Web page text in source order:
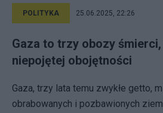
POLITYKA 25.06.2025, 22:26
Gaza to trzy obozy
niepojętej obojętności
Gaza, trzy lata temu zwykłe getto,
obrabowanych i pozbawionych